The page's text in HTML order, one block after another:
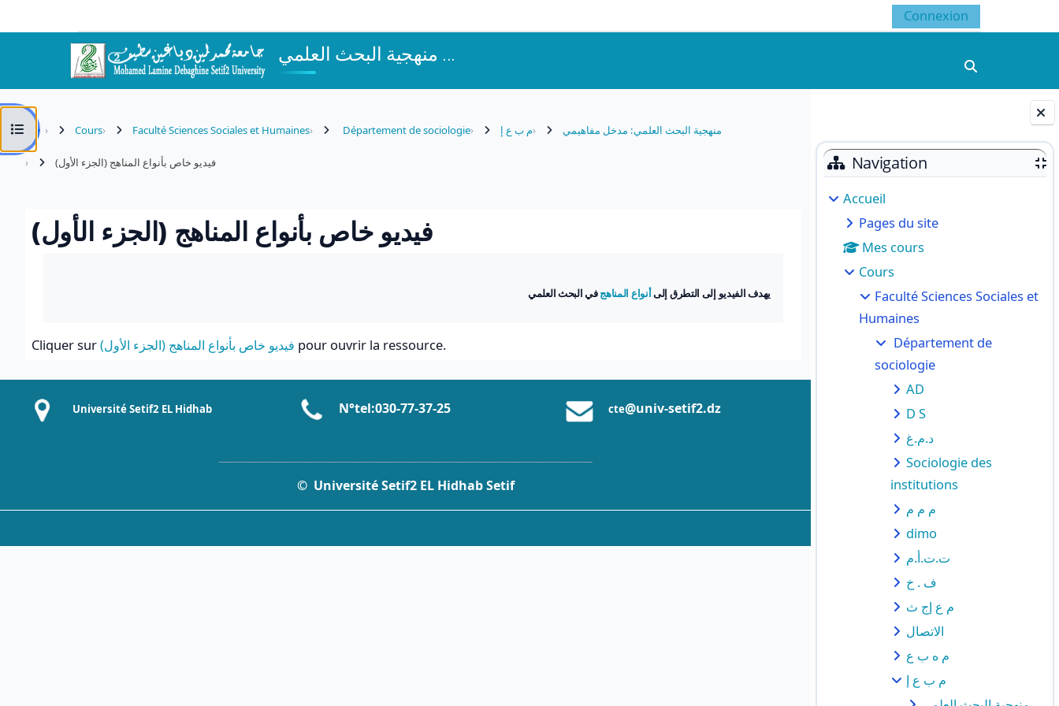
BlocsNavigation
Accueil
Pages du site
Mes cours
Cours
Faculté Sciences Sociales et
Humaines
Département de
sociologie
AD
D S
د.م.غ
Sociologie des
institutions
م م م
dimo
ت.ت.أ.م
ف . خ
م ع إج ث
الاتصال
م ه ب ع
م ب ع إ
Connexion
منهجية البحث العلمي ...
Ouvrir l’index du cours
Cours Faculté Sciences Sociales et Humaines Département de sociologie م ب ع إ منهجية البحث العلمي: مدخل مفاهيمي
فيديو خاص بأنواع المناهج (الجزء الأول)
فيديو خاص بأنواع المناهج (الجزء الأول)
يهدف الفيديو إلى التطرق إلى أنواع المناهج في البحث العلمي
Cliquer surفيديو خاص بأنواع المناهج (الجزء الأول) pour ouvrir la ressource.
Université Setif2 EL Hidhab N°tel:030-77-37-25 cte@univ-setif2.dz
© Université Setif2 EL Hidhab Setif